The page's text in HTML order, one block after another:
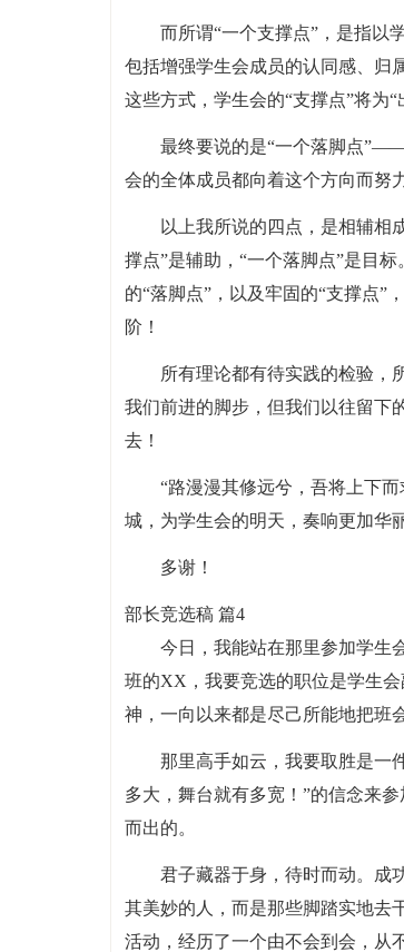
而所谓“一个支撑点”，是指以
包括增强学生会成员的认同感、归
这些方式，学生会的“支撑点”将为
最终要说的是“一个落脚点
会的全体成员都向着这个方向而努
以上我所说的四点，是相辅相
撑点”是辅助，“一个落脚点”是目
的“落脚点”，以及牢固的“支撑点”
阶！
所有理论都有待实践的检验，
我们前进的脚步，但我们以往留下
去！
“路漫漫其修远兮，吾将上下
城，为学生会的明天，奏响更加华
多谢！
部长竞选稿 篇4
今日，我能站在那里参加学生
班的XX，我要竞选的职位是学生
神，一向以来都是尽己所能地把班
那里高手如云，我要取胜是一
多大，舞台就有多宽！”的信念来
而出的。
君子藏器于身，待时而动。成
其美妙的人，而是那些脚踏实地去
活动，经历了一个由不会到会，从